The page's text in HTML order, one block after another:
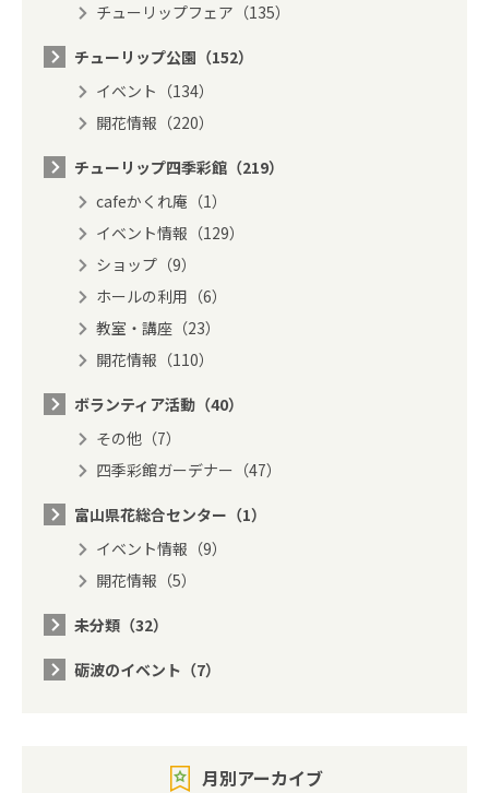
チューリップフェア（135）
チューリップ公園（152）
イベント（134）
開花情報（220）
チューリップ四季彩館（219）
cafeかくれ庵（1）
イベント情報（129）
ショップ（9）
ホールの利用（6）
教室・講座（23）
開花情報（110）
ボランティア活動（40）
その他（7）
四季彩館ガーデナー（47）
富山県花総合センター（1）
イベント情報（9）
開花情報（5）
未分類（32）
砺波のイベント（7）
月別アーカイブ